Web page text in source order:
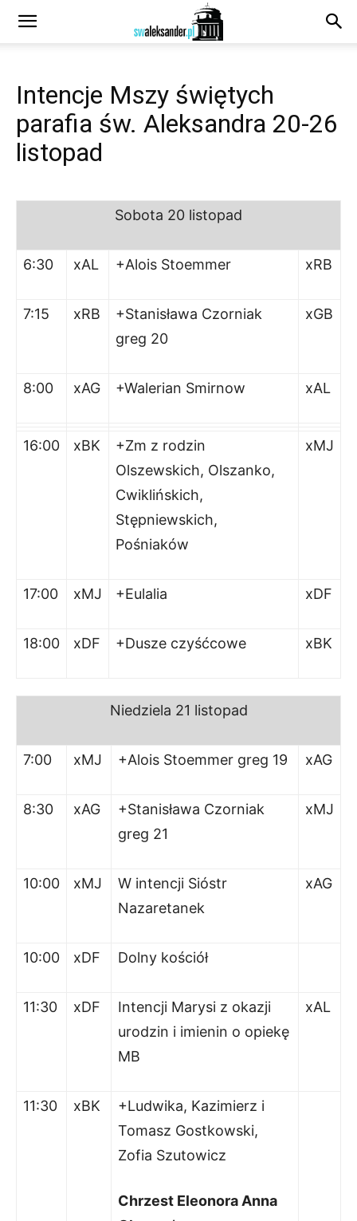
Intencje Mszy świętych
parafia św. Aleksandra 20-26
listopad
Sobota 20 listopad
6:30 xAL +Alois Stoemmer xRB
7:15 xRB
+Stanisława Czorniak
greg 20
xGB
8:00 xAG +Walerian Smirnow xAL
16:00 xBK
+Zm z rodzin
Olszewskich, Olszanko,
Cwiklińskich,
Stępniewskich,
Pośniaków
xMJ
17:00 xMJ +Eulalia xDF
18:00 xDF +Dusze czyśćcowe xBK
Niedziela 21 listopad
7:00 xMJ +Alois Stoemmer greg 19 xAG
8:30 xAG
+Stanisława Czorniak
greg 21
xMJ
10:00 xMJ
W intencji Sióstr
Nazaretanek
xAG
10:00 xDF Dolny kościół
11:30 xDF
Intencji Marysi z okazji
urodzin i imienin o opiekę
MB
xAL
11:30 xBK
+Ludwika, Kazimierz i
Tomasz Gostkowski,
Zofia Szutowicz
Chrzest Eleonora Anna